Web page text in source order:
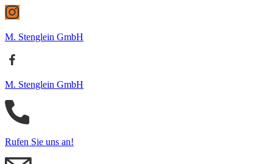
M. Stenglein GmbH
M. Stenglein GmbH
Rufen Sie uns an!